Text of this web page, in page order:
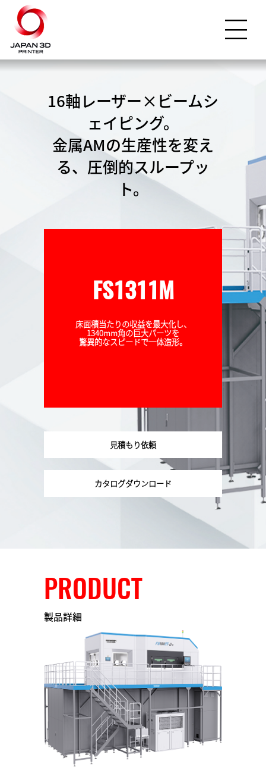
16軸レーザー×ビームシ
ェイピング。
金属AMの生産性を変え
る、圧倒的スループッ
ト。
FS1311M
床面積当たりの収益を最大化し、
1340mm角の巨大パーツを
驚異的なスピードで一体造形。
見積もり依頼
カタログダウンロード
PRODUCT
製品詳細